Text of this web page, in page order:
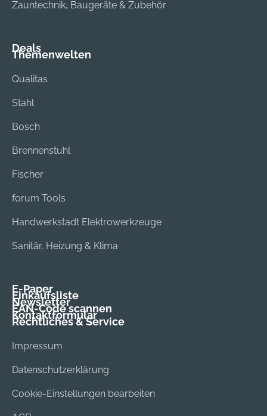
Zauntechnik, Baugeräte & Zubehör
Deals
Themenwelten
Qualitas
Stahl
Bosch
Brennenstuhl
Fischer
forum Tools
Handwerkstadt Elektrowerkzeuge
Sanitär, Heizung & Klima
E-Paper
Einkaufsliste
Newsletter
EAN-Code scannen
Kontaktformular
Rechtliches & Service
Impressum
Datenschutzerklärung
Cookie-Einstellungen bearbeiten